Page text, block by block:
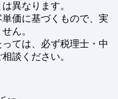
異なります。
価に基づくもので、実
ん。
ては、必ず税理士・中
談ください。